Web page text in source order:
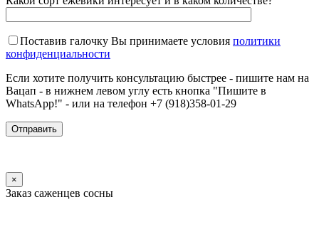
Поставив галочку Вы принимаете условия политики
конфиденциальности
Если хотите получить консультацию быстрее - пишите нам на
Вацап - в нижнем левом углу есть кнопка "Пишите в
WhatsApp!" - или на телефон +7 (918)358-01-29
×
Заказ саженцев сосны